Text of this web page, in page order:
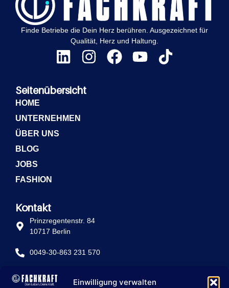
Einwilligung verwalten
Finde Betriebe die Dein Herz berühren. Ausgezeichnet für
Qualität, Herz und Haltung.
Seitenübersicht
HOME
UNTERNEHMEN
ÜBER UNS
BLOG
JOBS
FASHION
Kontakt
Prinzregentenstr. 84
10717 Berlin
0049-30-863 231 570
info@fachkraft-betriebe.de